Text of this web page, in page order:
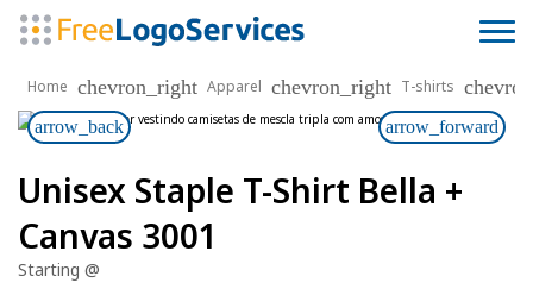
Home chevron_right Apparel chevron_right T-shirts
arrow_back arrow_forward
Unisex Staple T-Shirt Bella +
Canvas 3001
Starting @